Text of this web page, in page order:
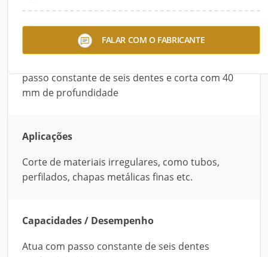
FALAR COM O FABRICANTE
Descrição do Produto
A Serra Copo Bimetal 27 mm - 1.1/16 é utilizada
para corte de materiais irregulares, como tubos,
passo constante de seis dentes e corta com 40
mm de profundidade
Aplicações
Corte de materiais irregulares, como tubos,
perfilados, chapas metálicas finas etc.
Capacidades / Desempenho
Atua com passo constante de seis dentes